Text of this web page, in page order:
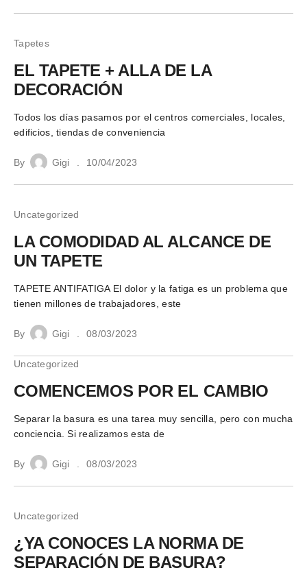
Tapetes
EL TAPETE + ALLA DE LA
DECORACIÓN
Todos los días pasamos por el centros comerciales, locales,
edificios, tiendas de conveniencia
By Gigi 10/04/2023
Uncategorized
LA COMODIDAD AL ALCANCE DE
UN TAPETE
TAPETE ANTIFATIGA El dolor y la fatiga es un problema que
tienen millones de trabajadores, este
By Gigi 08/03/2023
Uncategorized
COMENCEMOS POR EL CAMBIO
Separar la basura es una tarea muy sencilla, pero con mucha
conciencia. Si realizamos esta de
By Gigi 08/03/2023
Uncategorized
¿YA CONOCES LA NORMA DE
SEPARACIÓN DE BASURA?